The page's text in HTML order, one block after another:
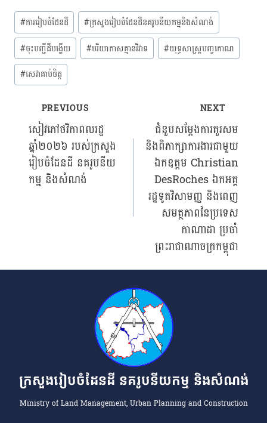
Post
Tags:
#ការរៀបចំដែនដី #ក្រសួងរៀបចំដែនដីនគរូបនីយកម្មនិងសំណង់
#ចុះបញ្ជីដីបង្ហើយ #បរិយាកាសគ្មានវិវាទ #យុទ្ធសាស្ត្របញ្ចកោណ
#សេវាគាប់ចិត្ត
Post
navigation
PREVIOUS
សៀវភៅថវិកាពលរដ្ឋ
ឆ្នាំ២០២៦ របស់ក្រសួង
រៀបចំដែនដី នគរូបនីយ
កម្ម និងសំណង់
NEXT
ជំនួបសម្តែងការគួរសម
និងពិភាក្សាការងារជាមួយ
ឯកឧត្តម Christian
DesRoches ឯកអគ្គ
រដ្ឋទូតវិសាមញ្ញ និងពេញ
សមត្ថភាពនៃប្រទេស
កាណាដា ប្រចាំ
ព្រះរាជាណាចក្រកម្ពុជា
ក្រសួងរៀបចំដែនដី នគរូបនីយកម្ម និងសំណង់
Ministry of Land Management, Urban Planning and Construction